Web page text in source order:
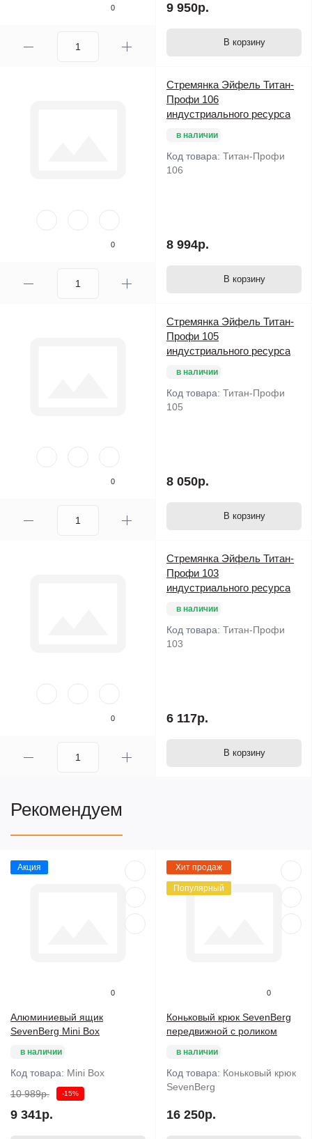
0 9 950р.
В корзину
0
Стремянка Эйфель Титан-
Профи 106
индустриального ресурса
в наличии
Код товара: Титан-Профи
106
8 994р.
В корзину
0
Стремянка Эйфель Титан-
Профи 105
индустриального ресурса
в наличии
Код товара: Титан-Профи
105
8 050р.
В корзину
0
Стремянка Эйфель Титан-
Профи 103
индустриального ресурса
в наличии
Код товара: Титан-Профи
103
6 117р.
В корзину
Рекомендуем
Акция
0
Алюминиевый ящик
SevenBerg Mini Box
в наличии
Код товара: Mini Box
10 989р.
-15%
9 341р.
Хит продаж
Популярный
0
Коньковый крюк SevenBerg
передвижной с роликом
в наличии
Код товара: Коньковый крюк
SevenBerg
16 250р.